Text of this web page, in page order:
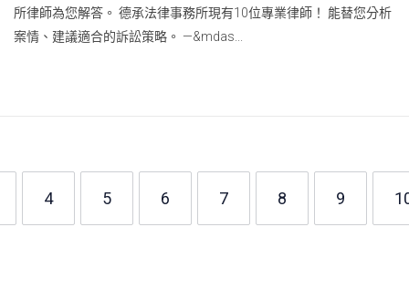
所律師為您解答。 德承法律事務所現有10位專業律師！ 能替您分析
案情、建議適合的訴訟策略。 —&mdas...
4 5 6 7 8 9